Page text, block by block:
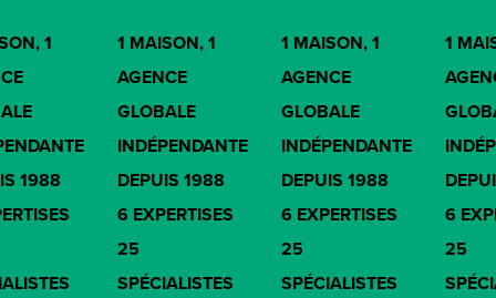
1
1988
1 MAISON, 1
AGENCE
GLOBALE
INDÉPENDANTE
DEPUIS 1988
6 EXPERTISES
25
SPÉCIALISTES
1 MAISON, 1
AGENCE
GLOBALE
INDÉPENDANTE
DEPUIS 1988
6 EXPERTISES
25
SPÉCIALISTES
1
6
25